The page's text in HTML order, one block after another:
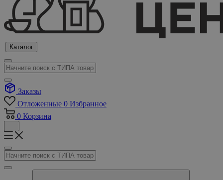
Каталог
Заказы
Отложенные 0 Избранное
0 Корзина